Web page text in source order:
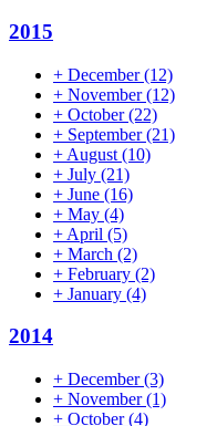
2015
+ December(12)
+ November(12)
+ October(22)
+ September(21)
+ August (10)
+ July (21)
+ June (16)
+ May (4)
+ April (5)
+ March (2)
+ February (2)
+ January (4)
2014
+ December(3)
+ November(1)
+ October(4)